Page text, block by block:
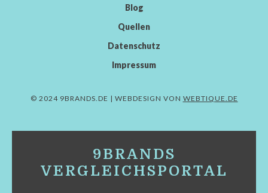
Blog
Quellen
Datenschutz
Impressum
© 2024 9BRANDS.DE | WEBDESIGN VON WEBTIQUE.DE
9BRANDS
VERGLEICHSPORTAL